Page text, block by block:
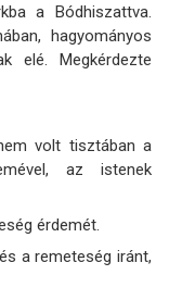
a Bódhiszattva.
hagyományos
elé. Megkérdezte
volt tisztában a
az istenek
érdemét.
a remeteség iránt,